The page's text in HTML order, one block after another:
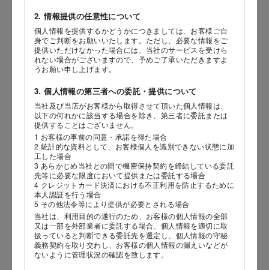
2. 情報提供の任意性について
個人情報を提供するかどうかにつきましては、お客様ご自
身でご判断をお願いいたします。ただし、必要な情報をご
提供いただけなかった場合には、当社のサービスを受けら
れない場合がございますので、予めご了承いただきますよ
うお願い申し上げます。
3. 個人情報の第三者への委託・提供について
当社及び当店がお客様から取得させて頂いた個人情報は、
以下の何れかに該当する場合を除き、第三者に委託または
提供することはございません。
1 お客様の事前の同意・承諾を得た場合
2 統計的な資料として、お客様個人を識別できない状態に加
工した場合
3 あらかじめ当社との間で機密保持契約を締結している委託
先等に必要な限度において提供または委託する場合
4 クレジットカード決済における不正利用を防止するために
本人認証を行う場合
5 その他法令等により提供が必要とされる場合
当社は、利用目的の遂行のため、お客様の個人情報の全部
又は一部を外部業者に委託する場合、個人情報を適切に取
扱っていると判断できる委託先を選定し、個人情報の守秘
義務契約を取り交わし、お客様の個人情報の漏えいなどが
ないように管理状況の確認を致します。
年
月 日
岳や末広がりを意味す
やつ時」という意味を込
。雄大な八ヶ岳山麓の自
れる、こだわりのスイー
海外 Overseas shops
Indonesia
Malaysia
Hong Kong
UAE
Thailand
Vietnam